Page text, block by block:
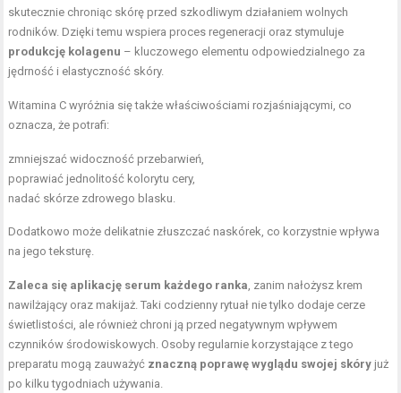
skutecznie chroniąc skórę przed szkodliwym działaniem wolnych
rodników. Dzięki temu wspiera proces regeneracji oraz stymuluje
produkcję kolagenu – kluczowego elementu odpowiedzialnego za
jędrność i elastyczność skóry.
Witamina C wyróżnia się także właściwościami rozjaśniającymi, co
oznacza, że potrafi:
zmniejszać widoczność przebarwień,
poprawiać jednolitość kolorytu cery,
nadać skórze zdrowego blasku.
Dodatkowo może delikatnie złuszczać naskórek, co korzystnie wpływa
na jego teksturę.
Zaleca się aplikację serum każdego ranka , zanim nałożysz krem
nawilżający oraz makijaż. Taki codzienny rytuał nie tylko dodaje cerze
świetlistości, ale również chroni ją przed negatywnym wpływem
czynników środowiskowych. Osoby regularnie korzystające z tego
preparatu mogą zauważyć znaczną poprawę wyglądu swojej skóry już
po kilku tygodniach używania.